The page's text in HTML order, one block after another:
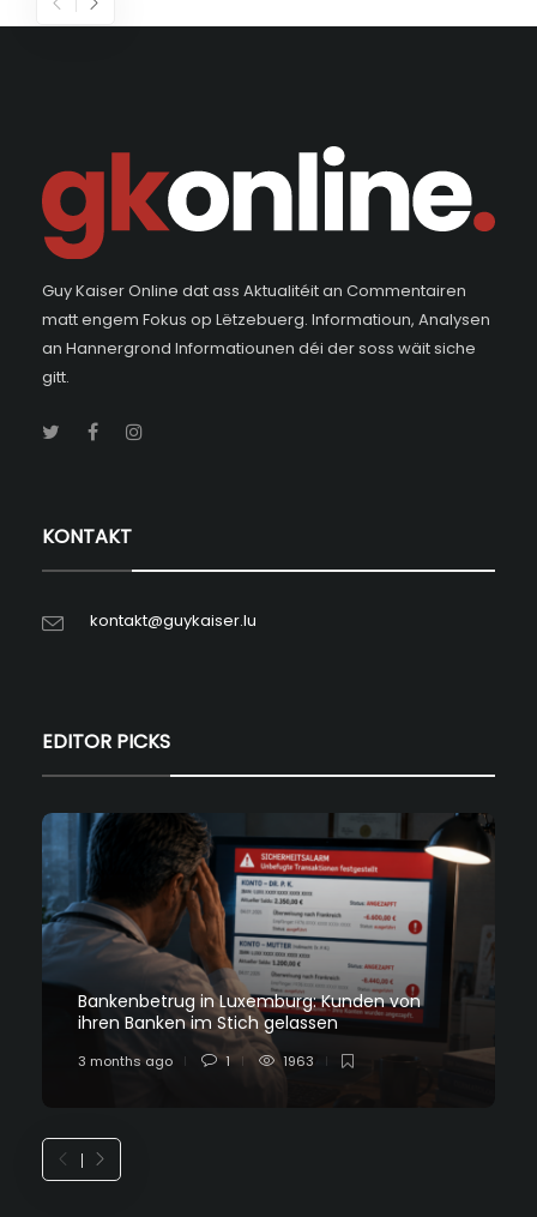
Guy Kaiser Online dat ass Aktualitéit an Commentairen
matt engem Fokus op Lëtzebuerg. Informatioun, Analysen
an Hannergrond Informatiounen déi der soss wäit siche
gitt.
KONTAKT
kontakt@guykaiser.lu
EDITOR PICKS
Bankenbetrug in Luxemburg: Kunden von
ihren Banken im Stich gelassen
3 months ago 1 1963